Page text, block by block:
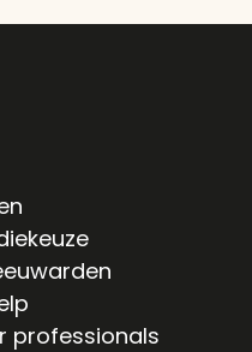
professionals